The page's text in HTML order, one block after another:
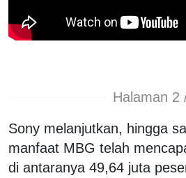
Halaman 2
Sony melanjutkan, hingga
manfaat MBG telah
di antaranya 49,64 juta